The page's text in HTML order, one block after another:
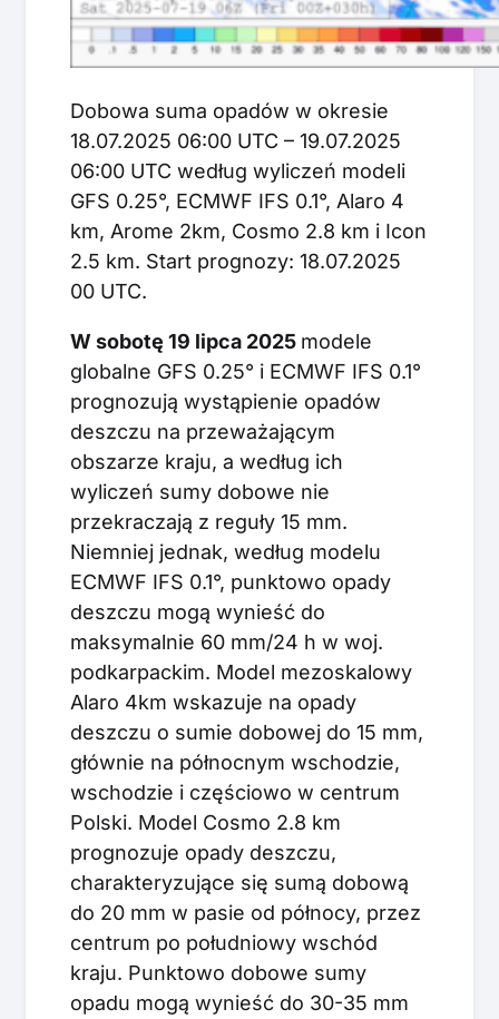
Dobowa suma opadów w okresie
18.07.2025 06:00 UTC – 19.07.2025
06:00 UTC według wyliczeń modeli
GFS 0.25°, ECMWF IFS 0.1°, Alaro 4
km, Arome 2km, Cosmo 2.8 km i Icon
2.5 km. Start prognozy: 18.07.2025
00 UTC.
W sobotę 19 lipca 2025 modele
globalne GFS 0.25° i ECMWF IFS 0.1°
prognozują wystąpienie opadów
deszczu na przeważającym
obszarze kraju, a według ich
wyliczeń sumy dobowe nie
przekraczają z reguły 15 mm.
Niemniej jednak, według modelu
ECMWF IFS 0.1°, punktowo opady
deszczu mogą wynieść do
maksymalnie 60 mm/24 h w woj.
podkarpackim. Model mezoskalowy
Alaro 4km wskazuje na opady
deszczu o sumie dobowej do 15 mm,
głównie na północnym wschodzie,
wschodzie i częściowo w centrum
Polski. Model Cosmo 2.8 km
prognozuje opady deszczu,
charakteryzujące się sumą dobową
do 20 mm w pasie od północy, przez
centrum po południowy wschód
kraju. Punktowo dobowe sumy
opadu mogą wynieść do 30-35 mm